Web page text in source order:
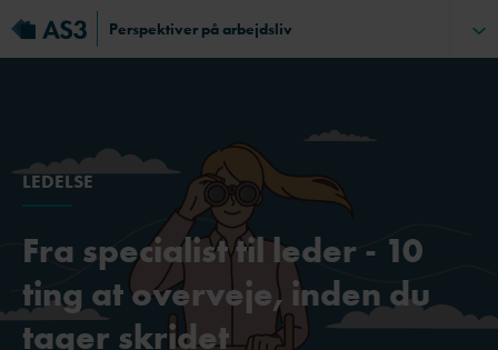
Perspektiver på arbejdsliv
LEDELSE
Fra specialist til leder - 10
ting at overveje, inden du
tager skridet